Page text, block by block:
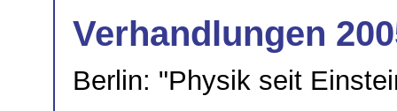
Verhandlungen
Berlin: "Physik seit